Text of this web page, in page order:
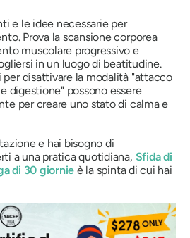
e le idee necessarie per
Prova la scansione corporea
muscolare progressivo e
in un luogo di beatitudine.
disattivare la modalità "attacco
digestione" possono essere
per creare uno stato di calma e
e hai bisogno di
a una pratica quotidiana, Sfida di
di 30 giornie è la spinta di cui hai